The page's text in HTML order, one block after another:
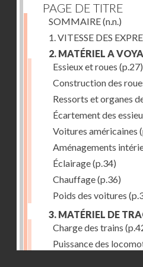
PAGE DE TITRE
SOMMAIRE(n.n.)
1. VITESSE DES
2. MATÉRIEL A
Essieux et roues (p.27)
Construction des
Ressorts et organes
Écartement des
Voitures américaines
Aménagements
Éclairage(p.34)
Chauffage(p.36)
Poids des voitures
3. MATÉRIEL DE
Charge des trains
Puissance des